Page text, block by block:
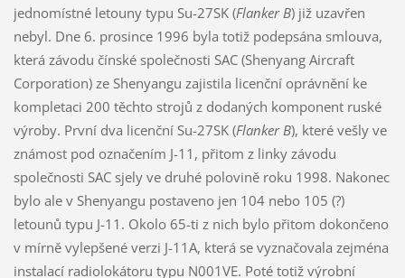
jednomístné letouny typu Su-27SK (Flanker B) již uzavřen
nebyl. Dne 6. prosince 1996 byla totiž podepsána smlouva,
která závodu čínské společnosti SAC (Shenyang Aircraft
Corporation) ze Shenyangu zajistila licenční oprávnění ke
kompletaci 200 těchto strojů z dodaných komponent ruské
výroby. První dva licenční Su-27SK (Flanker B), které vešly ve
známost pod označením J-11, přitom z linky závodu
společnosti SAC sjely ve druhé polovině roku 1998. Nakonec
bylo ale v Shenyangu postaveno jen 104 nebo 105 (?)
letounů typu J-11. Okolo 65-ti z nich bylo přitom dokončeno
v mírně vylepšené verzi J-11A, která se vyznačovala zejména
instalací radiolokátoru typu N001VE. Poté totiž výrobní